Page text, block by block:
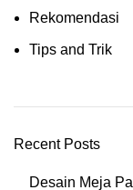
Rekomendasi
Tips and Trik
Recent Posts
Desain Meja